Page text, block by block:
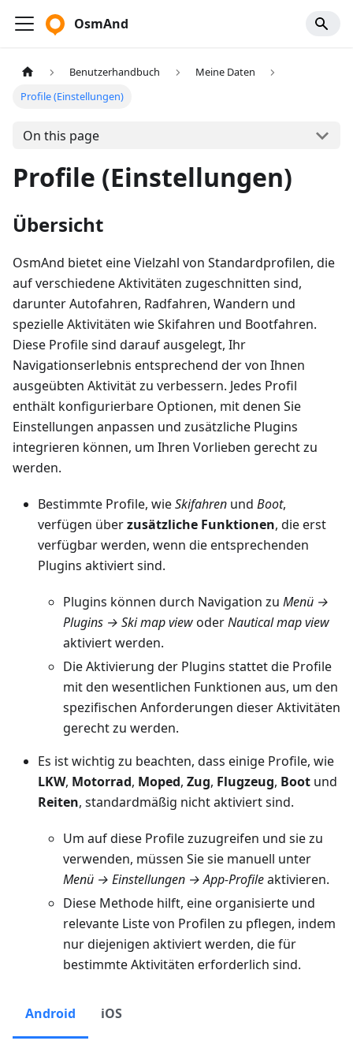
OsmAnd
Benutzerhandbuch
Meine Daten
Profile (Einstellungen)
On this page
Profile (Einstellungen)
Übersicht
OsmAnd bietet eine Vielzahl von Standardprofilen, die
auf verschiedene Aktivitäten zugeschnitten sind,
darunter Autofahren, Radfahren, Wandern und
spezielle Aktivitäten wie Skifahren und Bootfahren.
Diese Profile sind darauf ausgelegt, Ihr
Navigationserlebnis entsprechend der von Ihnen
ausgeübten Aktivität zu verbessern. Jedes Profil
enthält konfigurierbare Optionen, mit denen Sie
Einstellungen anpassen und zusätzliche Plugins
integrieren können, um Ihren Vorlieben gerecht zu
werden.
Bestimmte Profile, wieSkifahren und Boot,
verfügen überzusätzliche Funktionen, die erst
verfügbar werden, wenn die entsprechenden
Plugins aktiviert sind.
Plugins können durch Navigation zu Menü →
Plugins → Ski map viewoderNautical map view
aktiviert werden.
Die Aktivierung der Plugins stattet die Profile
mit den wesentlichen Funktionen aus, um den
spezifischen Anforderungen dieser Aktivitäten
gerecht zu werden.
Es ist wichtig zu beachten, dass einige Profile, wie
LKW, Motorrad, Moped, Zug, Flugzeug, Boot und
Reiten, standardmäßig nicht aktiviert sind.
Um auf diese Profile zuzugreifen und sie zu
verwenden, müssen Sie sie manuell unter
Menü → Einstellungen → App-Profileaktivieren.
Diese Methode hilft, eine organisierte und
relevante Liste von Profilen zu pflegen, indem
nur diejenigen aktiviert werden, die für
bestimmte Aktivitäten erforderlich sind.
Android iOS